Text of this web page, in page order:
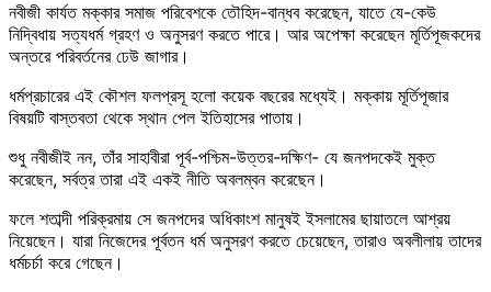
নবীজী কার্যত মক্কার সমাজ পরিবেশকে তৌহিদ-বান্ধব করেছেন, যাতে যে-কেউ
নিদ্বিধায় সত্যধর্ম গ্রহণ ও অনুসরণ করতে পারে। আর অপেক্ষা করেছেন মূর্তিপূজকদের
অন্তরে পরিবর্তনের ঢেউ জাগার।
ধর্মপ্রচারের এই কৌশল ফলপ্রসূ হলো কয়েক বছরের মধ্যেই। মক্কায় মূর্তিপূজার
বিষয়টি বাস্তবতা থেকে স্থান পেল ইতিহাসের পাতায়।
শুধু নবীজীই নন, তাঁর সাহাবীরা পূর্ব-পশ্চিম-উত্তর-দক্ষিণ- যে জনপদকেই মুক্ত
করেছেন, সর্বত্র তারা এই একই নীতি অবলম্বন করেছেন।
ফলে শতাব্দী পরিক্রমায় সে জনপদের অধিকাংশ মানুষই ইসলামের ছায়াতলে আশ্রয়
নিয়েছেন। যারা নিজেদের পূর্বতন ধর্ম অনুসরণ করতে চেয়েছেন, তারাও অবলীলায় তাদের
ধর্মচর্চা করে গেছেন।